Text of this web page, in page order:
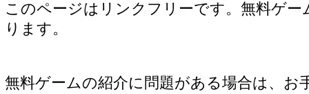
このページはリンクフリーです。無料ゲー
ります。
無料ゲームの紹介に問題がある場合は、お